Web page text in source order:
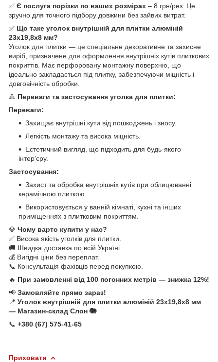
✅ Є послуга порізки по ваших розмірах – 8 грн/рез. Це
зручно для точного підбору довжини без зайвих витрат.
✅ Що таке уголок внутрішній для плитки алюміній
23х19,8х8 мм?
Уголок для плитки — це спеціальне декоративне та захисне
виріб, призначене для оформлення внутрішніх кутів плиткових
покриттів. Має перфоровану монтажну поверхню, що
ідеально закладається під плитку, забезпечуючи міцність і
довговічність обробки.
🔺 Переваги та застосування уголка для плитки:
Переваги:
Захищає внутрішні кути від пошкоджень і зносу.
Легкість монтажу та висока міцність.
Естетичний вигляд, що підходить для будь-якого
інтер'єру.
Застосування:
Захист та обробка внутрішніх кутів при облицюванні
керамічною плиткою.
Використовується у ванній кімнаті, кухні та інших
приміщеннях з плитковим покриттям.
💎 Чому варто купити у нас?
✅ Висока якість уголків для плитки.
🚚 Швидка доставка по всій Україні.
💰 Вигідні ціни без переплат.
📞 Консультація фахівців перед покупкою.
🔥 При замовленні від 100 погонних метрів — знижка 12%!
📢 Замовляйте прямо зараз!
📍 Уголок внутрішній для плитки алюміній 23х19,8х8 мм
— Магазин-склад Слон 🐘
📞 +380 (67) 575-41-65
Приховати